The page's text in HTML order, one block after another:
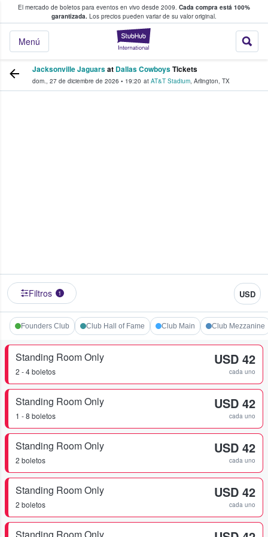
El mercado de boletos para eventos en vivo desde 2009. Cada compra está 100%
garantizada. Los precios pueden variar de su valor original.
StubHub: donde
Menú
fans compran y venden boletos
Jacksonville Jaguarsat Dallas CowboysTickets
dom., 27 de diciembre de 2026 • 19:20 at AT&T Stadium, Arlington, TX
Filtros 1 USD
Founders Club Club Hall of Fame Club Main Club Mezzanine
Standing Room Only
2 - 4 boletos
USD 42
cada uno
Standing Room Only
1 - 8 boletos
USD 42
cada uno
Standing Room Only
2 boletos
USD 42
cada uno
Standing Room Only
2 boletos
USD 42
cada uno